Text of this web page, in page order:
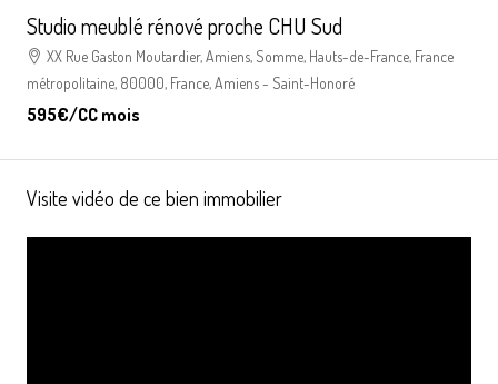
Studio meublé rénové proche CHU Sud
XX Rue Gaston Moutardier, Amiens, Somme, Hauts-de-France, France
métropolitaine, 80000, France, Amiens - Saint-Honoré
595€/CC mois
Visite vidéo de ce bien immobilier